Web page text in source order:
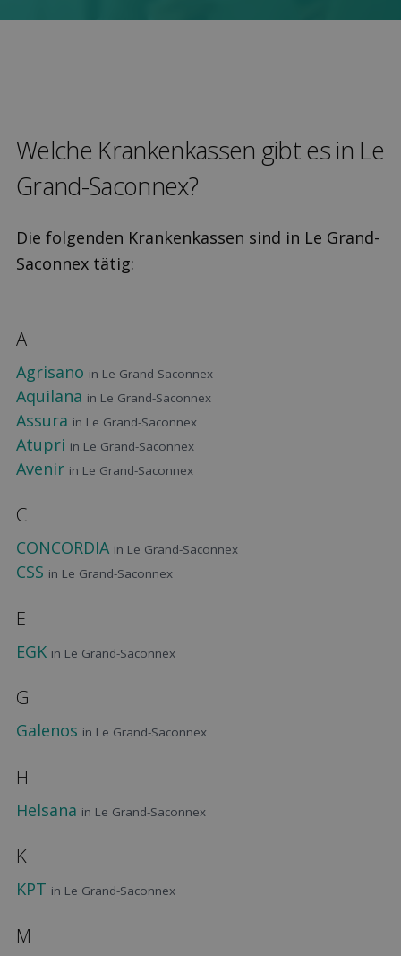
Welche Kranken­kassen gibt es in Le
Grand-Saconnex?
Die folgenden Krankenkassen sind in Le Grand-
Saconnex tätig:
A
Agrisano in Le Grand-Saconnex
Aquilana in Le Grand-Saconnex
Assura in Le Grand-Saconnex
Atupri in Le Grand-Saconnex
Avenir in Le Grand-Saconnex
C
CONCORDIA in Le Grand-Saconnex
CSS in Le Grand-Saconnex
E
EGK in Le Grand-Saconnex
G
Galenos in Le Grand-Saconnex
H
Helsana in Le Grand-Saconnex
K
KPT in Le Grand-Saconnex
M